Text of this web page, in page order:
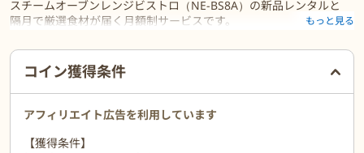
スチームオーブンレンジビストロ（NE-BS8A）の新品レンタルと
隔月で厳選食材が届く月額制サービスです。
パナソニックのキッチン家電の中でもファンが多いスチームオーブ
ンレンジビストロ。
累計販売台数は300万台！
高級感あるデザインかつカラータッチパネル液晶で操作性も好評。
人気です。
もっと見る
ご利用前に必ずお読みください
コイン獲得条件
アフィリエイト広告を利用しています
【獲得条件】